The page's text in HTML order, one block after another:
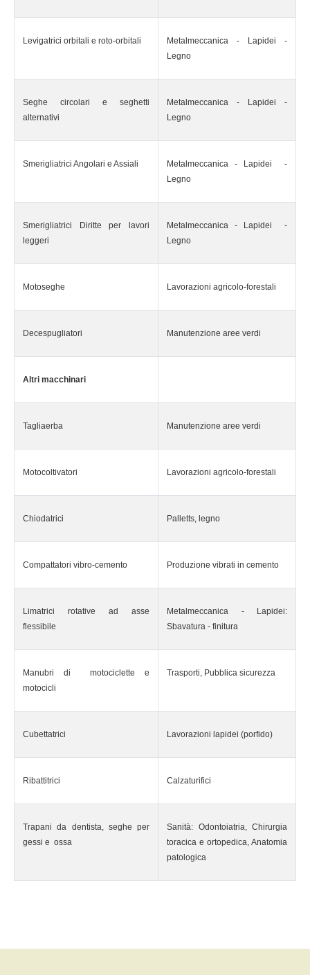
Levigatrici orbitali e roto-orbitali
Metalmeccanica - Lapidei -
Legno
Seghe circolari e seghetti
alternativi
Metalmeccanica - Lapidei -
Legno
Smerigliatrici Angolari e Assiali
Metalmeccanica - Lapidei -
Legno
Smerigliatrici Diritte per lavori
leggeri
Metalmeccanica - Lapidei -
Legno
Motoseghe Lavorazioni agricolo-forestali
Decespugliatori Manutenzione aree verdi
Altri macchinari
Tagliaerba Manutenzione aree verdi
Motocoltivatori Lavorazioni agricolo-forestali
Chiodatrici Palletts, legno
Compattatori vibro-cemento Produzione vibrati in cemento
Limatrici rotative ad asse
flessibile
Metalmeccanica - Lapidei:
Sbavatura - finitura
Manubri di motociclette e
motocicli
Trasporti, Pubblica sicurezza
Cubettatrici Lavorazioni lapidei (porfido)
Ribattitrici Calzaturifici
Trapani da dentista, seghe per
gessi e ossa
Sanità: Odontoiatria, Chirurgia
toracica e ortopedica, Anatomia
patologica